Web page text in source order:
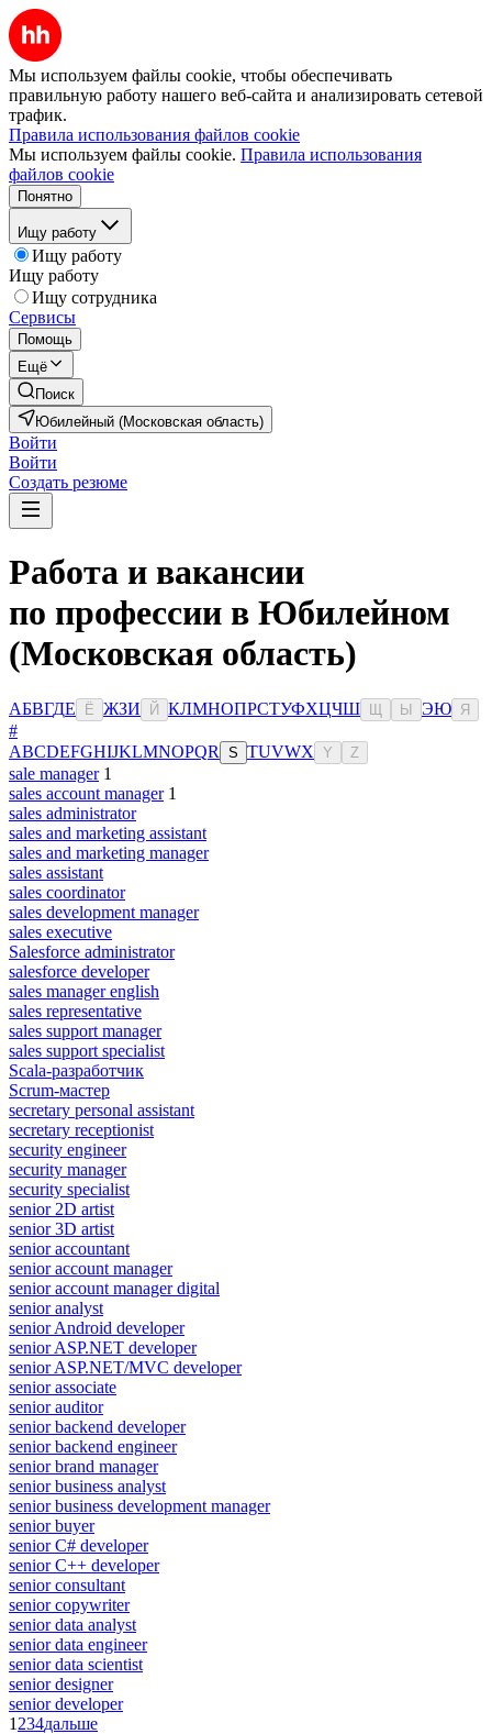
Мы используем файлы cookie, чтобы обеспечивать
правильную работу нашего веб-сайта и анализировать сетевой
трафик.
Правила использования файлов cookie
Мы используем файлы cookie. Правила использования
файлов cookie
Понятно
Ищу работу
Ищу работу
Ищу работу
Ищу сотрудника
Сервисы
Помощь
Ещё
Поиск
Юбилейный (Московская область)
Войти
Войти
Создать резюме
Работа и вакансии
по профессии в Юбилейном
(Московская область)
АБВГДЕ Ё ЖЗИ Й КЛМНОПРСТУФХЦЧШ Ы ЭЮ Я
#
ABCDEFGHIJKLMNOPQR S TUVWX Y Z
sale manager 1
sales account manager 1
sales administrator
sales and marketing assistant
sales and marketing manager
sales assistant
sales coordinator
sales development manager
sales executive
Salesforce administrator
salesforce developer
sales manager english
sales representative
sales support manager
sales support specialist
Scala-разработчик
Scrum-мастер
secretary personal assistant
secretary receptionist
security engineer
security manager
security specialist
senior 2D artist
senior 3D artist
senior accountant
senior account manager
senior account manager digital
senior analyst
senior Android developer
senior ASP.NET developer
senior ASP.NET/MVC developer
senior associate
senior auditor
senior backend developer
senior backend engineer
senior brand manager
senior business analyst
senior business development manager
senior buyer
senior C# developer
senior C++ developer
senior consultant
senior copywriter
senior data analyst
senior data engineer
senior data scientist
senior designer
senior developer
1 234дальше